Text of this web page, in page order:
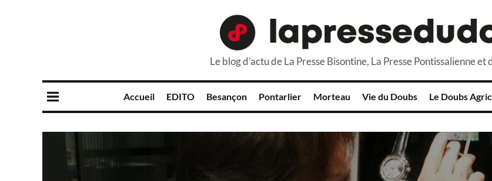
Le blog d'actu de La Presse Bisontine, La Presse Pontissalienne et
Accueil EDITO Besançon Pontarlier Morteau Vie du Doubs Le Doubs